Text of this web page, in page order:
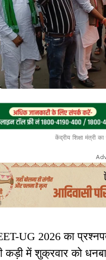
केंद्रीय शिक्षा मंत्री
UG 2026 का
कड़ी में शुक्रवार को